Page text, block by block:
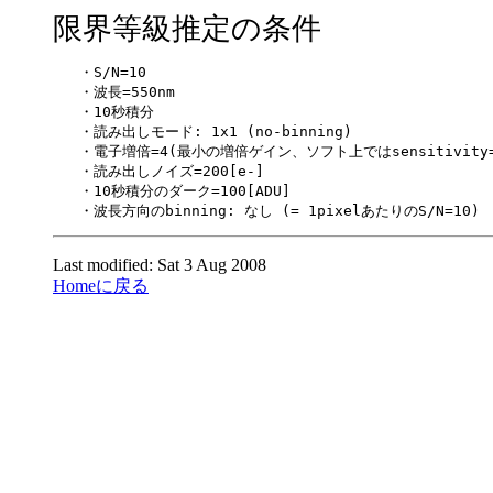
限界等級推定の条件
   ・S/N=10
   ・波長=550nm
   ・10秒積分
   ・読み出しモード: 1x1 (no-binning)
・電子増倍=4(最小の増倍ゲイン、ソフト上では
   ・読み出しノイズ=200[e-]
   ・10秒積分のダーク=100[ADU]
Last modified: Sat 3 Aug 2008
Homeに戻る